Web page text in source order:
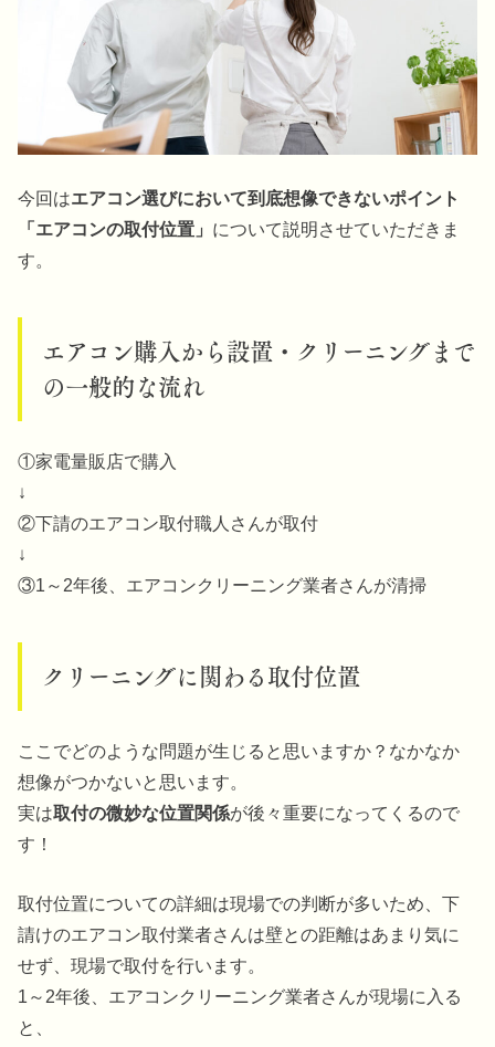
今回はエアコン選びにおいて到底想像できないポイント
「エアコンの取付位置」 について説明させていただきま
す。
エアコン購入から設置・クリーニングまで
の一般的な流れ
①家電量販店で購入
↓
②下請のエアコン取付職人さんが取付
↓
③1～2年後、エアコンクリーニング業者さんが清掃
クリーニングに関わる取付位置
ここでどのような問題が生じると思いますか？なかなか
想像がつかないと思います。
実は取付の微妙な位置関係が後々重要になってくるので
す！
取付位置についての詳細は現場での判断が多いため、下
請けのエアコン取付業者さんは壁との距離はあまり気に
せず、現場で取付を行います。
1～2年後、エアコンクリーニング業者さんが現場に入る
と、